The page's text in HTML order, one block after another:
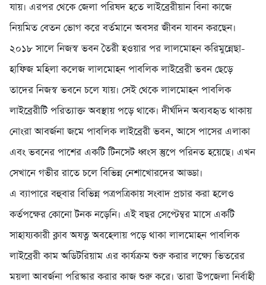
যায়। এরপর থেকে জেলা পরিষদ হতে লাইব্রেরীয়ান বিনা কাজে
নিয়মিত বেতন ভোগ করে বর্তমানে অবসর জীবন যাবন করছেন।
২০১৮ সালে নিজস্ব ভবন তৈরী হওয়ার পর লালমোহন করিমুন্নেছা-
হাফিজ মহিলা কলেজ লালমোহন পাবলিক লাইব্রেরী ভবন ছেড়ে
তাদের নিজস্ব ভবনে চলে যায়। সেই থেকে লালমোহন পাবলিক
লাইব্রেরীটি পরিত্যাক্ত অবস্থায় পড়ে থাকে। দীর্ঘদিন অব্যবহৃত থাকায়
নোংরা আবর্জনা জমে পাবলিক লাইব্রেরী ভবন, আসে পাসের এলাকা
এবং ভবনের পাশের একটি টিনসেট ধ্বংস স্তুপে পরিনত হয়েছে। এখন
সেখানে গভীর রাতে চলে বিভিন্ন নেশাখোরদের আড্ডা।
এ ব্যাপারে বহুবার বিভিন্ন পত্রপত্রিকায় সংবাদ প্রচার করা হলেও
কর্তপক্ষের কোনো টনক নড়েনি। এই বছর সেপ্টেম্বর মাসে একটি
সাহায্যকারী ক্লাব অযত্ন অবহেলায় পড়ে থাকা লালমোহন পাবলিক
লাইব্রেরী কাম অডিটরিয়াম এর কার্যক্রম শুরু করার লক্ষ্যে ভিতরের
ময়লা আবর্জনা পরিস্কার করার কাজ শুরু করে। তারা উপজেলা নির্বাহী